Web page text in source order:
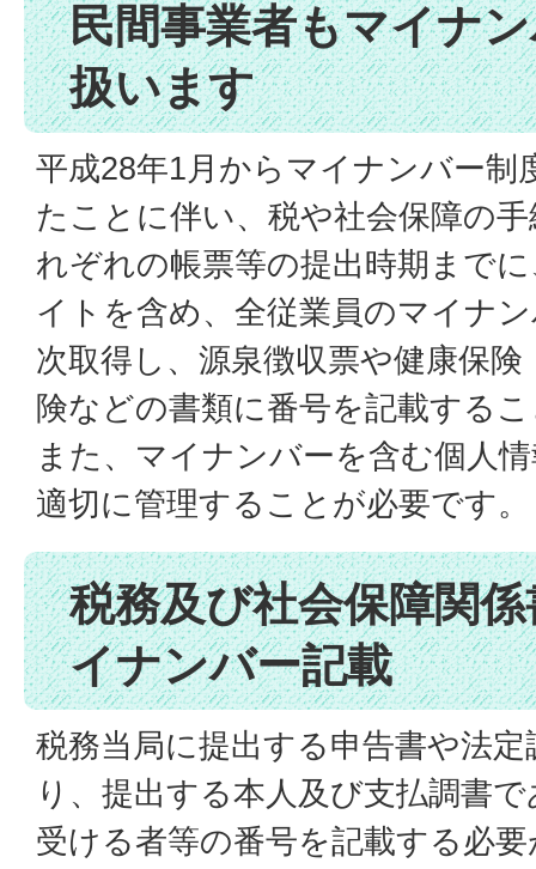
民間事業者もマイナ
扱います
平成28年1月からマイナンバー制
たことに伴い、税や社会保障の
れぞれの帳票等の提出時期まで
イトを含め、全従業員のマイナ
次取得し、源泉徴収票や健康保険
険などの書類に番号を記載する
また、マイナンバーを含む個人
適切に管理することが必要です。
税務及び社会保障関
イナンバー記載
税務当局に提出する申告書や法
り、提出する本人及び支払調書
受ける者等の番号を記載する必